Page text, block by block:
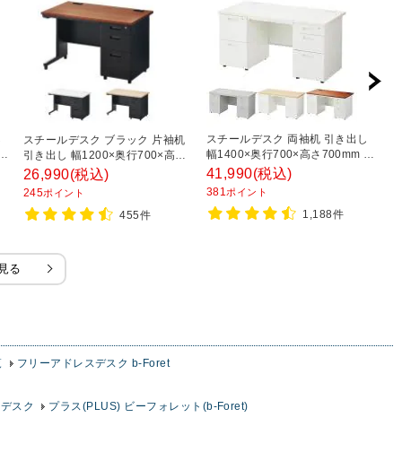
スチールデスク ブラック 片袖机
引き出し 幅1200×奥行700×高さ
720mm 配線穴 事務机 ビジネス
デスク
26,990(税込)
245ポイント
455件
スチールデスク 両袖机 引き出し
幅1400×奥行700×高さ700mm 配
線穴 事務机 社長机 ビジネスデス
41,990(税込)
381 ポイント
1,188件
る
フリーアドレスデスク b-Foret
スク プラス(PLUS) ビーフォレット(b-Foret)